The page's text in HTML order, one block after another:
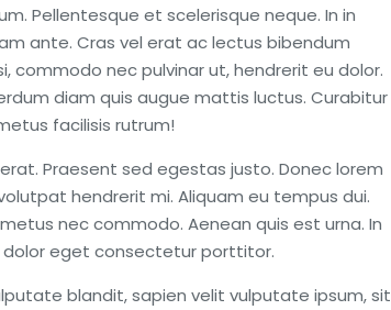
Pellentesque et scelerisque neque. In in
ante. Cras vel erat ac lectus bibendum
commodo nec pulvinar ut, hendrerit eu dolor.
diam quis augue mattis luctus. Curabitur
facilisis rutrum!
Praesent sed egestas justo. Donec lorem
hendrerit mi. Aliquam eu tempus dui.
nec commodo. Aenean quis est urna. In
dolor eget consectetur porttitor.
blandit, sapien velit vulputate ipsum, sit